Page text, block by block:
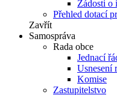
Žádosti o
Přehled dotací
Zavřít
Samospráva
Rada obce
Jednací
Usnesení
Komise
Zastupitelstvo